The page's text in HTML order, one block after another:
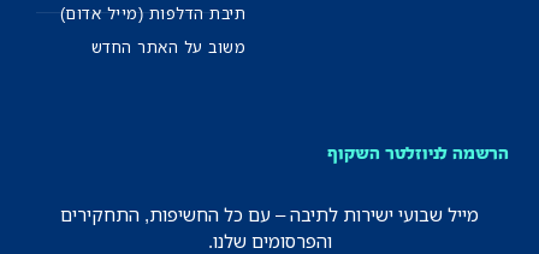
תיבת הדלפות (מייל אדום)
משוב על האתר החדש
הרשמה לניוזלטר השקוף
מייל שבועי ישירות לתיבה – עם כל החשיפות, התחקירים
והפרסומים שלנו.